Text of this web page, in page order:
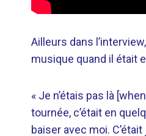
Ailleurs dans
musique quand il était
« Je n’étais pas là
tournée, c’était en
baiser avec moi.